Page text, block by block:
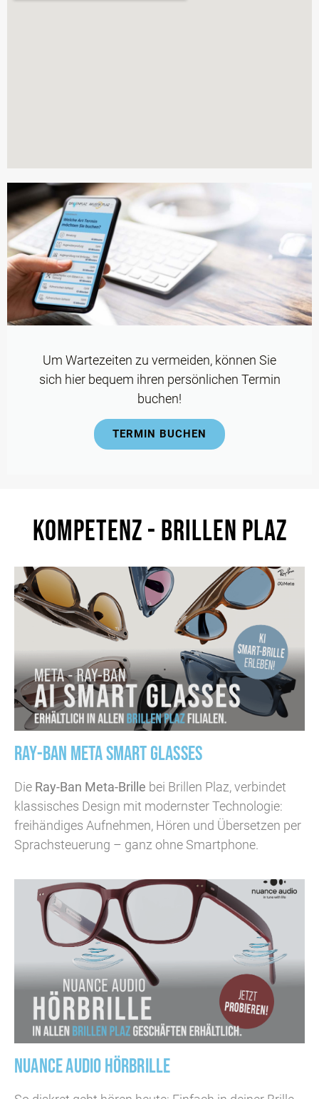
Um Wartezeiten zu vermeiden, können Sie
sich hier bequem ihren persönlichen Termin
buchen!​
TERMIN BUCHEN
KOMPETENZ - BRILLEN PLAZ
RAY-BAN META SMART GLASSES
Die Ray-Ban Meta-Brille bei Brillen Plaz, verbindet
klassisches Design mit modernster Technologie:
freihändiges Aufnehmen, Hören und Übersetzen per
Sprachsteuerung – ganz ohne Smartphone.
NUANCE AUDIO HÖRBRILLE